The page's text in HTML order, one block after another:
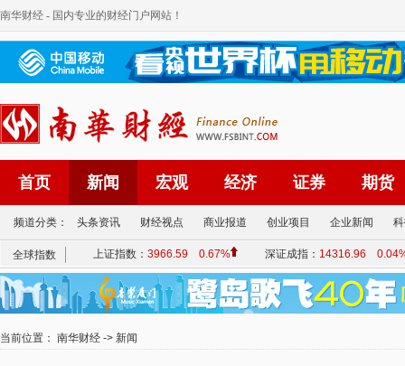
南华财经 - 国内专业的财经门户网站！
首页 新闻 宏观 经济 证券 期货
频道分类： 头条资讯 财经视点 商业报道 创业项目 企业新闻
当前位置： 南华财经 -> 新闻